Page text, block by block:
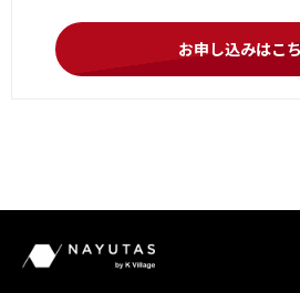
お申し込みはこ